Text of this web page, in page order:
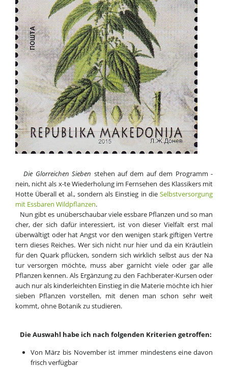
Die Glor­rei­chen Sie­ben stehen auf dem auf dem Programm -
nein, nicht als x-te Wiederholung im Fernsehen des Klassikers mit
Hotte Überall et al., sondern als Einstieg in dieSelbstversorgung
mit Essbaren Wildpflanzen.
Nun gibt es unüberschaubar viele essbare Pflanzen und so man
cher, der sich dafür interessiert, ist von dieser Vielfalt erst mal
überwältigt oder hat Angst vor den wenigen stark giftigen Vertre
tern dieses Reiches. Wer sich nicht nur hier und da ein Kräutlein
für den Quark pflücken, sondern sich wirklich selbst aus der Na
tur versorgen möchte, muss aber garnicht viele oder gar alle
Pflanzen kennen. Als Ergänzung zu den Fachberater-Kursen oder
auch nur als kinderleichten Einstieg in die Materie möchte ich hier
sieben Pflanzen vorstellen, mit denen man schon sehr weit
kommt, ohne Botanik zu studieren.
Die Auswahl habe ich nach folgenden Kriterien getroffen:
Von März bis November ist immer mindestens eine davon
frisch verfügbar